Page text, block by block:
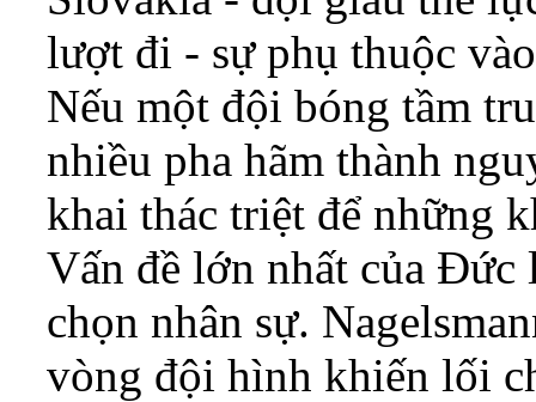
lượt đi - sự phụ thuộc
Nếu một đội bóng tầm
nhiều pha hãm thành
khai thác triệt để những
Vấn đề lớn nhất của
chọn nhân sự.
vòng đội hình khiến lối